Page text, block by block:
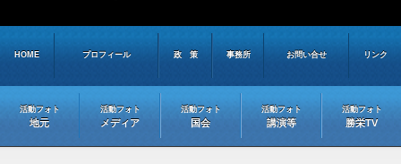
HOME プロフィール 政 策 事務所 お問い合せ リンク
活動フォト
地元
活動フォト
メディア
活動フォト
国会
活動フォト
講演等
活動フォト
勝栄TV